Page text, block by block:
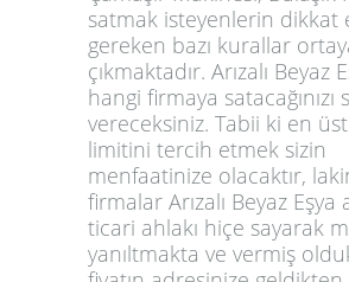
satmak isteyenlerin dikkat
gereken bazı kurallar
çıkmaktadır. Arızalı Beyaz
hangi firmaya satacağınızı
vereceksiniz. Tabii ki en
limitini tercih etmek sizin
menfaatinize olacaktır,
firmalar Arızalı Beyaz Eşya
ticari ahlakı hiçe sayarak
yanıltmakta ve vermiş